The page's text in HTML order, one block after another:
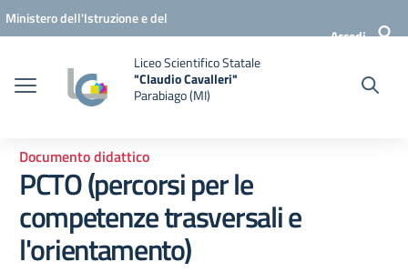
Vai ai contenuti
Vai al menu di navigazione
Vai al footer
Ministero dell'Istruzione e del
Accedi
Liceo Scientifico Statale
"Claudio Cavalleri"
Parabiago (MI)
Documento didattico
PCTO (percorsi per le
competenze trasversali e
l'orientamento)